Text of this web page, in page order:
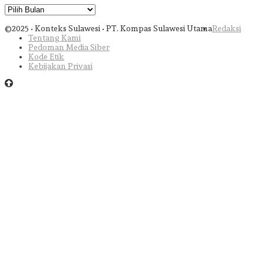
Arsip
©2025 • Konteks Sulawesi • PT. Kompas Sulawesi UtamaRedaksi
Tentang Kami
Pedoman Media Siber
Kode Etik
Kebijakan Privasi